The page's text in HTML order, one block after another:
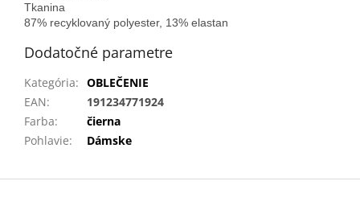
Tkanina
87% recyklovaný polyester, 13% elastan
Dodatočné parametre
Kategória: OBLEČENIE
EAN:
191234771924
Farba:
čierna
Pohlavie: Dámske
Z